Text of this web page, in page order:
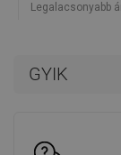
GYIK
Legalacsonyabb